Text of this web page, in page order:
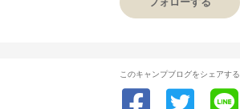
このキャンプブログをシェアする